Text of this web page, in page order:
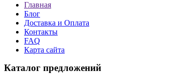
Главная
Блог
Доставка и Оплата
Контакты
FAQ
Карта сайта
Каталог предложений